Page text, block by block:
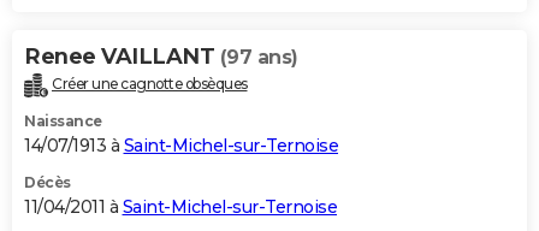
Renee VAILLANT (97 ans)
Créer une cagnotte obsèques
Naissance
14/07/1913 à Saint-Michel-sur-Ternoise
Décès
11/04/2011 à Saint-Michel-sur-Ternoise